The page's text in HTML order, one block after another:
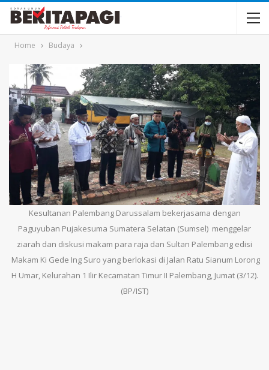
Home Budaya
Kesultanan Palembang Darussalam bekerjasama dengan
Paguyuban Pujakesuma Sumatera Selatan (Sumsel) menggelar
ziarah dan diskusi makam para raja dan Sultan Palembang edisi
Makam Ki Gede Ing Suro yang berlokasi di Jalan Ratu Sianum Lorong
H Umar, Kelurahan 1 Ilir Kecamatan Timur II Palembang, Jumat (3/12).
(BP/IST)